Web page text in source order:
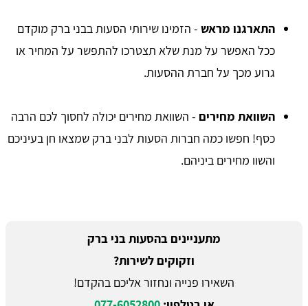
התארגנו מראש - הזמינו שירותי הסעות בבני ברק מוקדם
ככל האפשר על מנת שלא תצטרכו להתפשר על המחיר או
גרוע מכך על חברת ההסעות.
השוואת מחירים - השוואת מחירים יכולה לחסוך לכם הרבה
כסף! חפשו כמה חברות הסעות לבני ברק שמצאו חן בעיניכם
והשוו מחירים ביניהם.
מתעניינים בהסעות בני ברק
וזקוקים לשירות?
השאירו פנייה ונחזור אליכם בהקדם!